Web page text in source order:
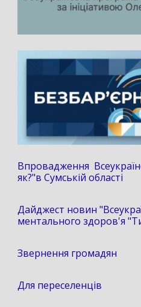
Впровадження
як?"в Сумській області
Дайджест новин
ментального здоров'я
Звернення громадян
Для переселенців